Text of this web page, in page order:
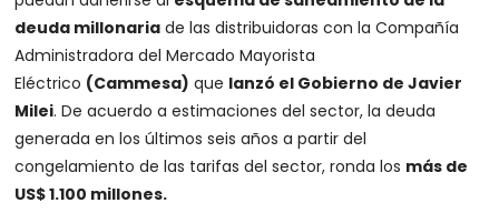
deuda millonaria de las distribuidoras con la Compañía
Administradora del Mercado Mayorista
Eléctrico (Cammesa) que lanzó el Gobierno de Javier
Milei. De acuerdo a estimaciones del sector, la deuda
generada en los últimos seis años a partir del
congelamiento de las tarifas del sector, ronda los más de
US$ 1.100 millones.